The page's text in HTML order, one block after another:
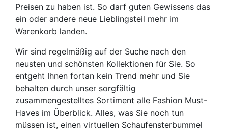
Preisen zu haben ist. So darf guten Gewissens das
ein oder andere neue Lieblingsteil mehr im
Warenkorb landen.
Wir sind regelmäßig auf der Suche nach den
neusten und schönsten Kollektionen für Sie. So
entgeht Ihnen fortan kein Trend mehr und Sie
behalten durch unser sorgfältig
zusammengestelltes Sortiment alle Fashion Must-
Haves im Überblick. Alles, was Sie noch tun
müssen ist, einen virtuellen Schaufensterbummel